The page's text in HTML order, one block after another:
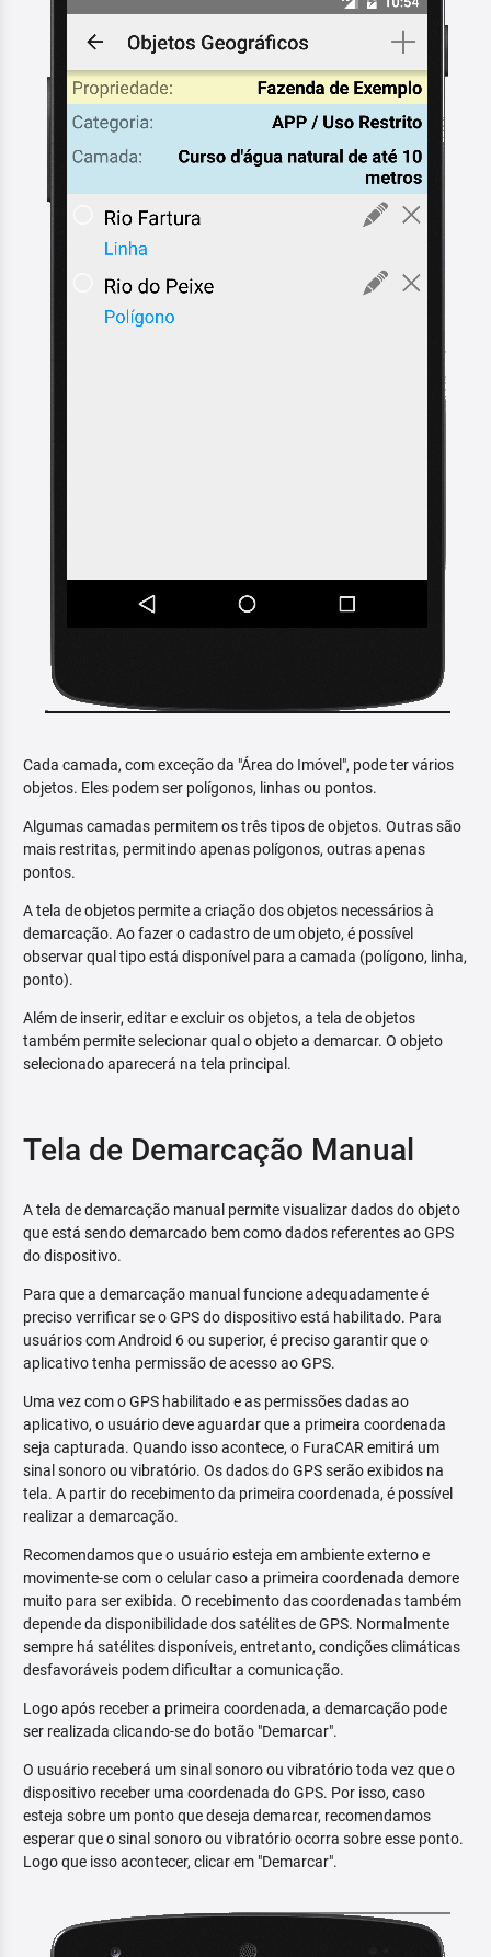
Cada camada, com exceção da "Área do Imóvel", pode ter vários
objetos. Eles podem ser polígonos, linhas ou pontos.
Algumas camadas permitem os três tipos de objetos. Outras são
mais restritas, permitindo apenas polígonos, outras apenas
pontos.
A tela de objetos permite a criação dos objetos necessários à
demarcação. Ao fazer o cadastro de um objeto, é possível
observar qual tipo está disponível para a camada (polígono, linha,
ponto).
Além de inserir, editar e excluir os objetos, a tela de objetos
também permite selecionar qual o objeto a demarcar. O objeto
selecionado aparecerá na tela principal.
Tela de Demarcação Manual
A tela de demarcação manual permite visualizar dados do objeto
que está sendo demarcado bem como dados referentes ao GPS
do dispositivo.
Para que a demarcação manual funcione adequadamente é
preciso verrificar se o GPS do dispositivo está habilitado. Para
usuários com Android 6 ou superior, é preciso garantir que o
aplicativo tenha permissão de acesso ao GPS.
Uma vez com o GPS habilitado e as permissões dadas ao
aplicativo, o usuário deve aguardar que a primeira coordenada
seja capturada. Quando isso acontece, o FuraCAR emitirá um
sinal sonoro ou vibratório. Os dados do GPS serão exibidos na
tela. A partir do recebimento da primeira coordenada, é possível
realizar a demarcação.
Recomendamos que o usuário esteja em ambiente externo e
movimente-se com o celular caso a primeira coordenada demore
muito para ser exibida. O recebimento das coordenadas também
depende da disponibilidade dos satélites de GPS. Normalmente
sempre há satélites disponíveis, entretanto, condições climáticas
desfavoráveis podem dificultar a comunicação.
Logo após receber a primeira coordenada, a demarcação pode
ser realizada clicando-se do botão "Demarcar".
O usuário receberá um sinal sonoro ou vibratório toda vez que o
dispositivo receber uma coordenada do GPS. Por isso, caso
esteja sobre um ponto que deseja demarcar, recomendamos
esperar que o sinal sonoro ou vibratório ocorra sobre esse ponto.
Logo que isso acontecer, clicar em "Demarcar".